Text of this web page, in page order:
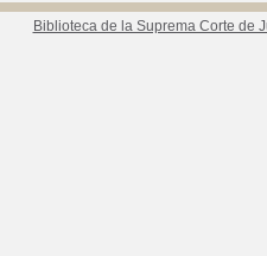
Biblioteca de la Suprema Corte de